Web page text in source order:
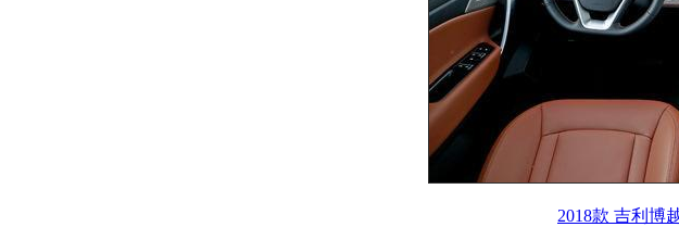
2018款 吉利博